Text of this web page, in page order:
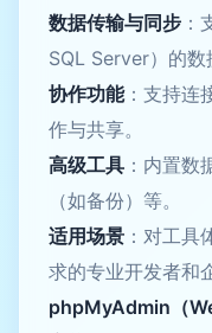
数据传输与同步 ：
SQL Server）的数
协作功能：支持连
作与共享。
高级工具 ：内置数
（如备份）等。
适用场景 ：对工
求的专业开发者和
phpMyAdmin（